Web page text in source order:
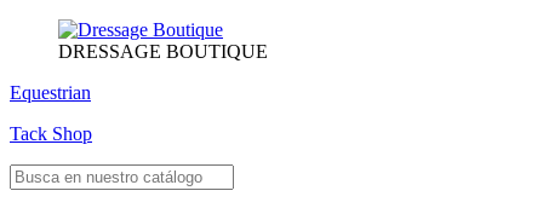
DRESSAGE BOUTIQUE
Equestrian
Tack Shop